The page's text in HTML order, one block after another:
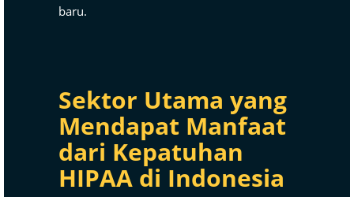
baru.
Sektor Utama yang
Mendapat Manfaat
dari Kepatuhan
HIPAA di Indonesia